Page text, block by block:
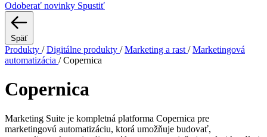
Odoberať novinky Spustiť
Späť
Produkty / Digitálne produkty / Marketing a rast / Marketingová
automatizácia / Copernica
Copernica
Marketing Suite je kompletná platforma Copernica pre
marketingovú automatizáciu, ktorá umožňuje budovať,